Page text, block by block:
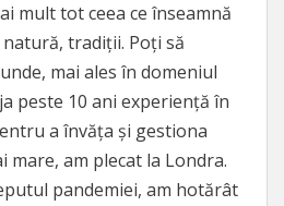
mult tot ceea ce înseamnă
tradiții. Poți să
mai ales în domeniul
peste 10 ani experiență în
a învăța și gestiona
mare, am plecat la Londra.
pandemiei, am hotărât